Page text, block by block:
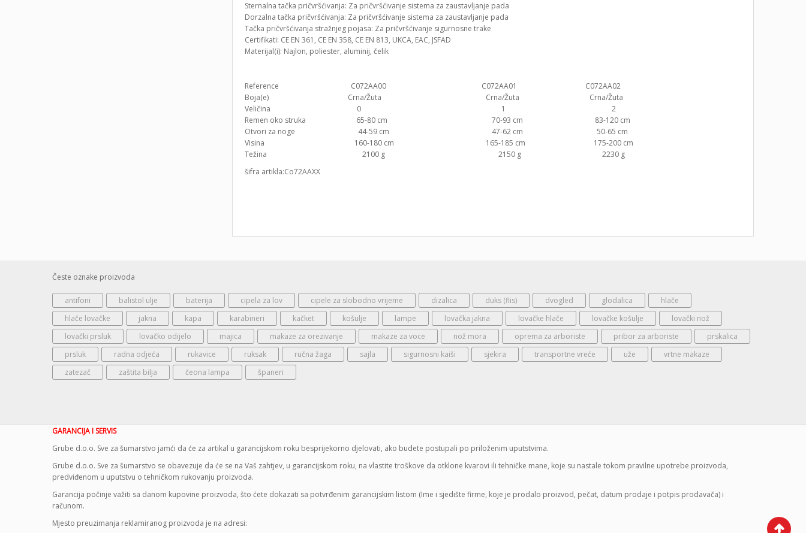
Sternalna tačka pričvršćivanja: Za pričvršćivanje sistema za zaustavljanje pada
Dorzalna tačka pričvršćivanja: Za pričvršćivanje sistema za zaustavljanje pada
Tačka pričvršćivanja stražnjeg pojasa: Za pričvršćivanje sigurnosne trake
Certifikati: CE EN 361, CE EN 358, CE EN 813, UKCA, EAC, JSFAD
Materijal(i): Najlon, poliester, aluminij, čelik
Reference C072AA00 C072AA01 C072AA02
Boja(e) Crna/Žuta Crna/Žuta Crna/Žuta
Veličina 0 1 2
Remen oko struka 65-80 cm 70-93 cm 83-120 cm
Otvori za noge 44-59 cm 47-62 cm 50-65 cm
Visina 160-180 cm 165-185 cm 175-200 cm
Težina 2100 g 2150 g 2230 g
šifra artikla:Co72AAXX
Česte oznake proizvoda
antifoni balistol ulje baterija cipela za lov cipele za slobodno vrijeme dizalica duks (flis) dvogled glodalica
hlače
hlače lovačke
jakna kapa karabineri kačket košulje lampe lovačka jakna lovačke hlače lovačke košulje
lovački nož
lovački prsluk
lovačko odijelo majica makaze za orezivanje makaze za voce nož mora oprema za arboriste pribor za arboriste
prskalica
prsluk
radna odjeća rukavice ruksak ručna žaga sajla sigurnosni kaiši sjekira transportne vreće uže
vrtne makaze
zatezač
zaštita bilja čeona lampa španeri
GARANCIJA I SERVIS
Grube d.o.o. Sve za šumarstvo jamći da će za artikal u garancijskom roku besprijekorno djelovati, ako budete postupali po priloženim uputstvima.
Grube d.o.o. Sve za šumarstvo se obavezuje da će se na Vaš zahtjev, u garancijskom roku, na vlastite troškove da otklone kvarovi ili tehničke mane, koje su nastale tokom pravilne upotrebe proizvoda,
predviđenom u uputstvu o tehničkom rukovanju proizvoda.
Garancija počinje važiti sa danom kupovine proizvoda, što ćete dokazati sa potvrđenim garancijskim listom (Ime i sjedište firme, koje je prodalo proizvod, pečat, datum prodaje i potpis prodavača) i
računom.
Mjesto preuzimanja reklamiranog proizvoda je na adresi: